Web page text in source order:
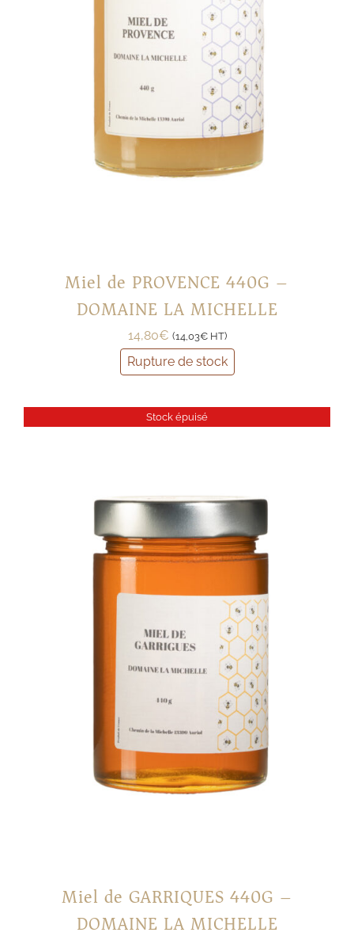
Miel de PROVENCE 440G –
DOMAINE LA MICHELLE
14,80€ (14,03€HT)
Rupture de stock
Stock épuisé
Miel de GARRIQUES 440G –
DOMAINE LA MICHELLE